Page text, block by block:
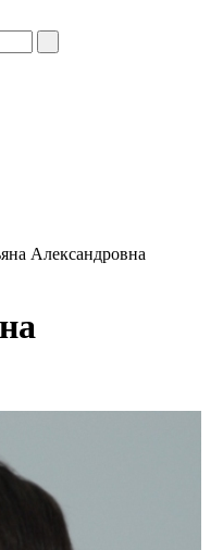
Александровна